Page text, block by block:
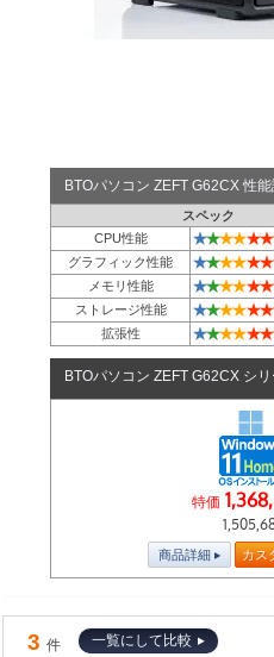
BTOパソコン ZEFT G62CX 性
スペック
CPU性能
★★★★★★
グラフィック性能 ★★★★★★
メモリ性能 ★★★★★★
ストレージ性能 ★★★★★★
拡張性 ★★★★★★
BTOパソコン ZEFT G62CX シ
特価
商品詳細 カス
3 件
一覧にして比較